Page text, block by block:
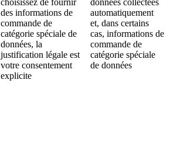
des informations de
commande de
catégorie spéciale de
données, la
justification légale est
votre consentement
explicite
automatiquement
et, dans certains
cas, informations de
commande de
catégorie spéciale
de données